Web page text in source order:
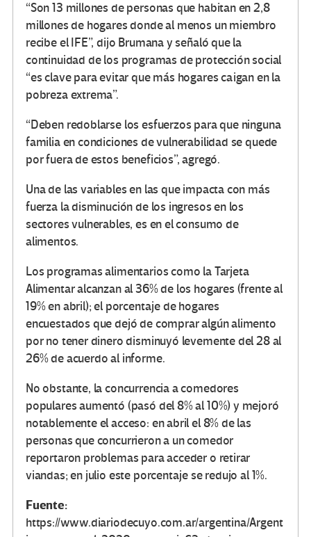
“Son 13 millones de personas que habitan en 2,8
millones de hogares donde al menos un miembro
recibe el IFE”, dijo Brumana y señaló que la
continuidad de los programas de protección social
“es clave para evitar que más hogares caigan en la
pobreza extrema”.
“Deben redoblarse los esfuerzos para que ninguna
familia en condiciones de vulnerabilidad se quede
por fuera de estos beneficios”, agregó.
Una de las variables en las que impacta con más
fuerza la disminución de los ingresos en los
sectores vulnerables, es en el consumo de
alimentos.
Los programas alimentarios como la Tarjeta
Alimentar alcanzan al 36% de los hogares (frente al
19% en abril); el porcentaje de hogares
encuestados que dejó de comprar algún alimento
por no tener dinero disminuyó levemente del 28 al
26% de acuerdo al informe.
No obstante, la concurrencia a comedores
populares aumentó (pasó del 8% al 10%) y mejoró
notablemente el acceso: en abril el 8% de las
personas que concurrieron a un comedor
reportaron problemas para acceder o retirar
viandas; en julio este porcentaje se redujo al 1%.
Fuente:
https://www.diariodecuyo.com.ar/argentina/Argent